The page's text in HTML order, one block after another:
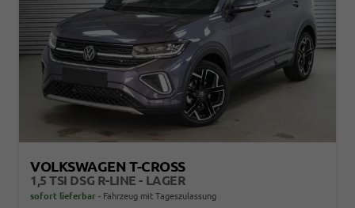
VOLKSWAGEN T-CROSS
1,5 TSI DSG R-LINE - LAGER
sofort lieferbar Fahrzeug mit Tageszulassung